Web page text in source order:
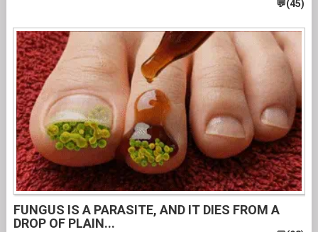
FUNGUS IS A PARASITE, AND IT DIES FROM A
DROP OF PLAIN...